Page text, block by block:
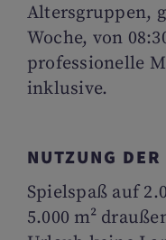
Altersgruppen,
Woche, von
professionelle
inklusive.
NUTZUNG
Spielspaß auf
5.000 m²